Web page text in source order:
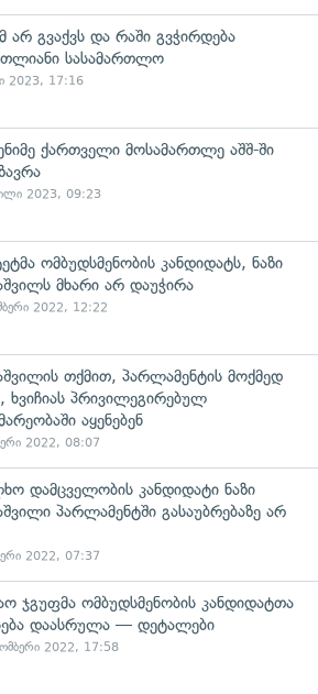
არ გვაქვს და რაში გვჭირდება
სასამართლო
2023, 17:16
ქართველი მოსამართლე აშშ-ში
2023, 09:23
ომბუდსმენობის კანდიდატს, ნაზი
მხარი არ დაუჭირა
2022, 12:22
თქმით, პარლამენტის მოქმედ
ხვიჩიას პრივილეგირებულ
აყენებენ
2022, 08:07
დამცველობის კანდიდატი ნაზი
პარლამენტში გასაუბრებაზე არ
2022, 07:37
ჯგუფმა ომბუდსმენობის კანდიდატთა
დაასრულა — დეტალები
2022, 17:58